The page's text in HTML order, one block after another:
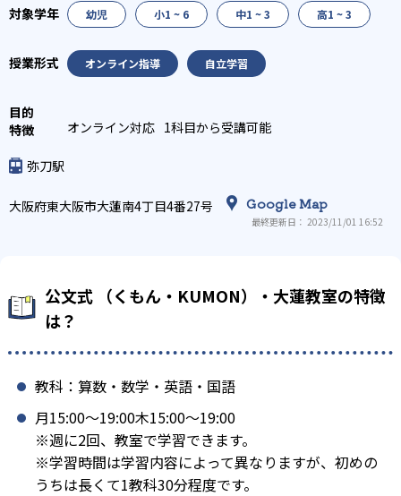
幼児 小1 ~ 6 中1 ~ 3 高1 ~ 3
オンライン指導 自立学習
オンライン対応 1科目から受講可能
弥刀駅
大阪府東大阪市大蓮南4丁目4番27号 Google Map
最終更新日： 2023/11/01 16:52
公文式 （くもん・KUMON）・大蓮教室の特徴
は？
教科：算数・数学・英語・国語
月15:00〜19:00木15:00〜19:00
※週に2回、教室で学習できます。
※学習時間は学習内容によって異なりますが、初めの
うちは長くて1教科30分程度です。